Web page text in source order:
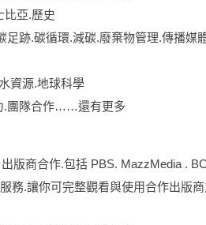
比亞.歷史
跡.碳循環.減碳.廢棄物管理.傳播媒
資源.地球科學
.團隊合作……還有更多
版商合作.包括 PBS. MazzMedia .
務.讓你可完整觀看與使用合作出版